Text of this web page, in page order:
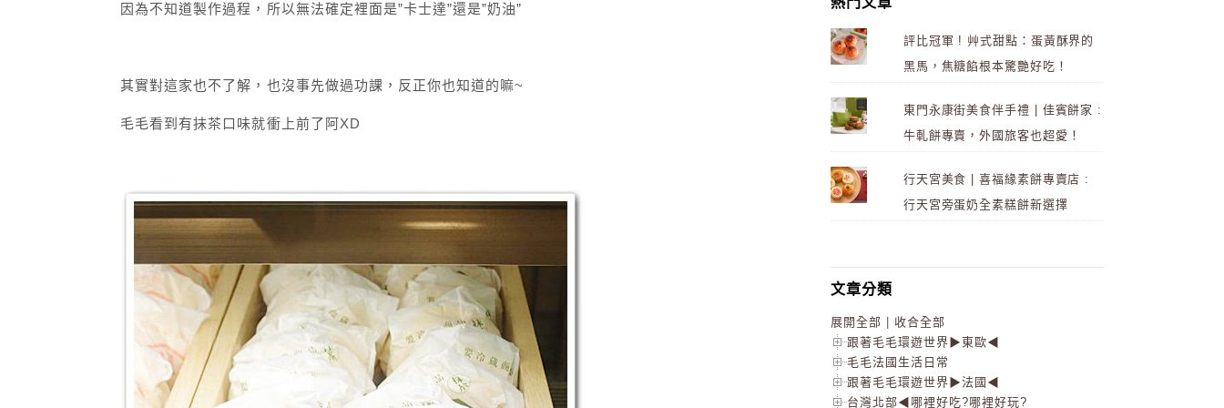
因為不知道製作過程，所以無法確定裡面是”卡士達”還是”奶油”
其實對這家也不了解，也沒事先做過功課，反正你也知道的嘛~
毛毛看到有抹茶口味就衝上前了阿XD
評比冠軍 ! 艸式甜點：蛋黃酥界的
黑馬，焦糖餡根本驚艷好吃！
東門永康街美食伴手禮 | 佳賓餅家 :
牛軋餅專賣，外國旅客也超愛！
行天宮美食 | 喜福緣素餅專賣店 :
行天宮旁蛋奶全素糕餅新選擇
文章分類
展開全部
收合全部
跟著毛毛環遊世界▶東歐◀
毛毛法國生活日常
跟著毛毛環遊世界▶法國◀
台灣北部◀哪裡好吃?哪裡好玩?